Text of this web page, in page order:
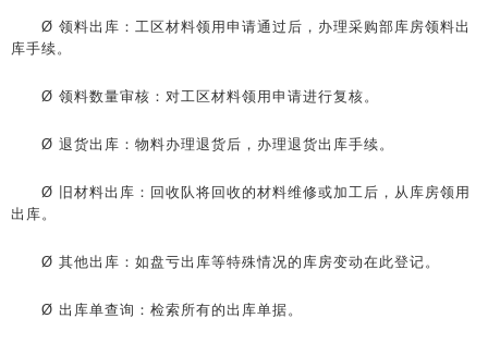
Ø 领料出库：工区材料领用申请通过后，办理采购部库房领料出
库手续。
Ø 领料数量审核：对工区材料领用申请进行复核。
Ø 退货出库：物料办理退货后，办理退货出库手续。
Ø 旧材料出库：回收队将回收的材料维修或加工后，从库房领用
出库。
Ø 其他出库：如盘亏出库等特殊情况的库房变动在此登记。
Ø 出库单查询：检索所有的出库单据。